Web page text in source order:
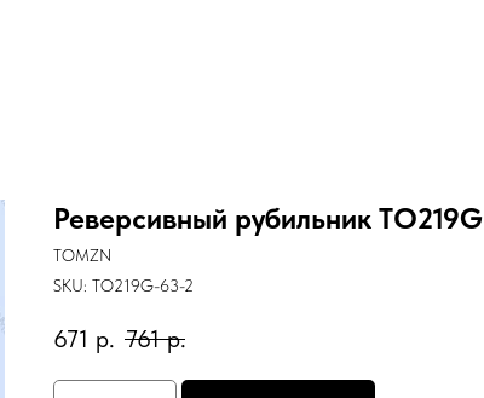
Реверсивный рубильник TO219G
TOMZN
SKU: TO219G-63-2
671 р. 761 р.